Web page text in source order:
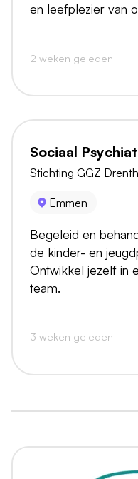
en leefplezier van
2 weken geleden
Sociaal
Stichting GGZ
Emmen
Begeleid en
de kinder- en
Ontwikkel jezelf in
team.
3 weken geleden